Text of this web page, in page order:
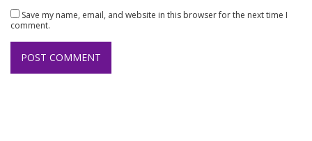
Save my name, email, and website in this browser for the next time I
comment.